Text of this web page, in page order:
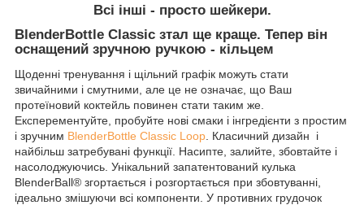
Всі інші - просто шейкери.
BlenderBottle Classic зтал ще краще. Тепер він
оснащений зручною ручкою - кільцем
Щоденні тренування і щільний графік можуть стати
звичайними і смутними, але це не означає, що Ваш
протеїновий коктейль повинен стати таким же
Експерементуйте, пробуйте нові смаки і інгредієнти з простим
і зручним BlenderBottle Classic Loop . Класичний дизайн
і
найбільш затребувані функції. Насипте, залийте, збовтайте і
насолоджуючись. Унікальний запатентований кулька
BlenderBall® згортається і розгортається при збовтуванні,
ідеально змішуючи всі компоненти. У противних грудочок